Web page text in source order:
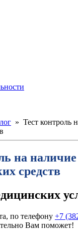
» Тест контроль
на наличие
средств
по телефону +7
Вам поможет!